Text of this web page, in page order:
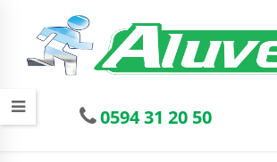
0594 31 20 50